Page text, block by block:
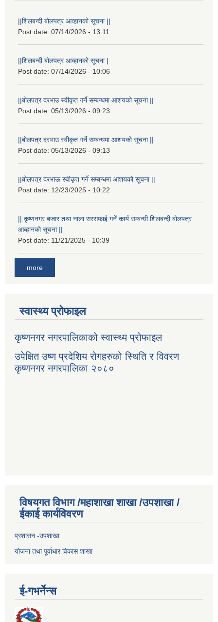
||शिलबन्दी बोलपत्र आव्हानको सूचना ||
Post date: 07/14/2026 - 13:11
||शिलबन्दी बोलपत्र आव्हानको सूचना |
Post date: 07/14/2026 - 10:06
||बोलपत्र दरभाउ स्वीकृत गर्ने सम्बन्धमा आशयको सूचना ||
Post date: 05/13/2026 - 09:23
||बोलपत्र दरभाउ स्वीकृत गर्ने सम्बन्धमा आशयको सूचना ||
Post date: 05/13/2026 - 09:13
||बोलपत्र दरभाऊ स्वीकृत गर्ने सम्बन्धमा आशयको सूचना ||
Post date: 12/23/2025 - 10:22
|| कृष्णनगर बजार तथा नाला सरसफाई गर्ने कार्य सम्बन्धी शिलबन्दी बोलपत्र
आव्हानको सूचना ||
Post date: 11/21/2025 - 10:39
more
स्वास्थ्य प्रोफाइल
कृष्णनगर नगरपालिकाको स्वास्थ्य प्रोफाइल
उपेक्षित उष्ण प्रदेशिय रोगहरुको स्थिति र विवरण
कृष्णनगर नगरपालिका २०८०
विषयगत विभाग /महाशाखा शाखा /उपशाखा /
ईकाई कार्यविवरण
प्रशासन -उपशाखा
योजना तथा पूर्वाधार विकास शाखा
ई-गभर्नेन्स